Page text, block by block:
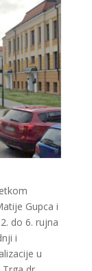
Gupca i
do 6. rujna
i
u